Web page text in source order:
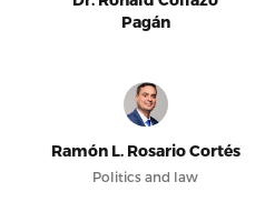
Pagán
Ramón L. Rosario Cortés
Politics and law